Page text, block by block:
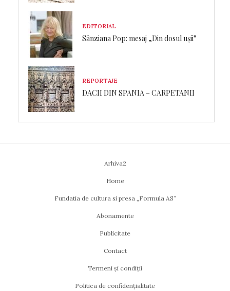
EDITORIAL
Sânziana Pop: mesaj „Din dosul ușii”
REPORTAJE
DACII DIN SPANIA – CARPETANII
Arhiva2
Home
Fundatia de cultura si presa „Formula AS”
Abonamente
Publicitate
Contact
Termeni și condiții
Politica de confidențialitate